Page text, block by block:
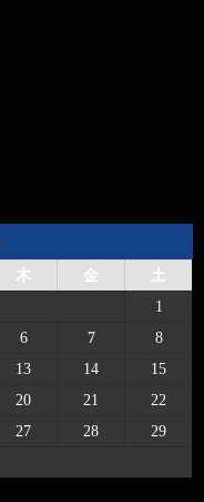
木 金
土
1
6 7
8
13 14
15
20 21
22
27 28
29